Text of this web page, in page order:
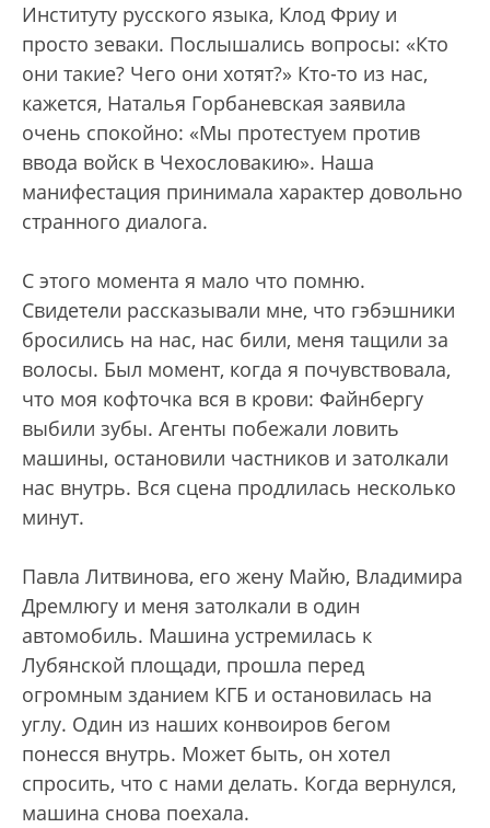
Институту русского языка, Клод Фриу и
просто зеваки. Послышались вопросы: «Кто
они такие? Чего они хотят?» Кто-то из нас,
кажется, Наталья Горбаневская заявила
очень спокойно: «Мы протестуем против
ввода войск в Чехословакию». Наша
манифестация принимала характер довольно
странного диалога.
С этого момента я мало что помню.
Свидетели рассказывали мне, что гэбэшники
бросились на нас, нас били, меня тащили за
волосы. Был момент, когда я почувствовала,
что моя кофточка вся в крови: Файнбергу
выбили зубы. Агенты побежали ловить
машины, остановили частников и затолкали
нас внутрь. Вся сцена продлилась несколько
минут.
Павла Литвинова, его жену Майю, Владимира
Дремлюгу и меня затолкали в один
автомобиль. Машина устремилась к
Лубянской площади, прошла перед
огромным зданием КГБ и остановилась на
углу. Один из наших конвоиров бегом
понесся внутрь. Может быть, он хотел
спросить, что с нами делать. Когда вернулся,
машина снова поехала.